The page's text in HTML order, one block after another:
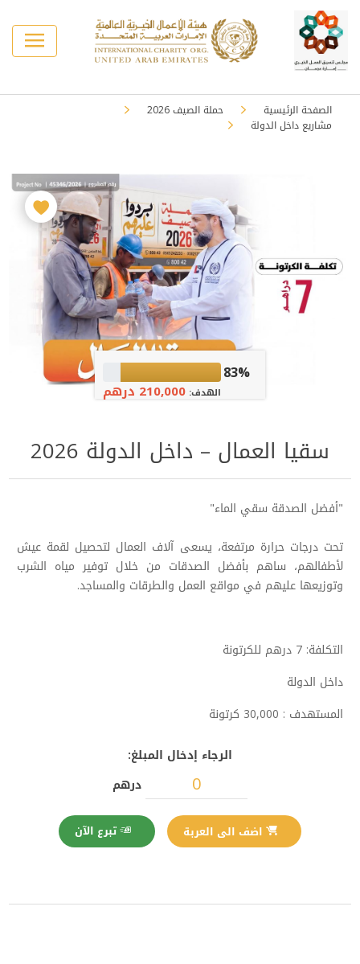
الصفحة الرئيسية
حملة الصيف 2026
مشاريع داخل الدولة
83%
الهدف:210,000 درهم
سقيا العمال – داخل الدولة 2026
"أفضل الصدقة سقي الماء"
تحت درجات حرارة مرتفعة، يسعى آلاف العمال لتحصيل لقمة عيش
لأطفالهم، ساهم بأفضل الصدقات من خلال توفير مياه الشرب
وتوزيعها عليهم في مواقع العمل والطرقات والمساجد.
التكلفة: 7 درهم للكرتونة
داخل الدولة
المستهدف : 30,000 كرتونة
الرجاء إدخال المبلغ:
درهم